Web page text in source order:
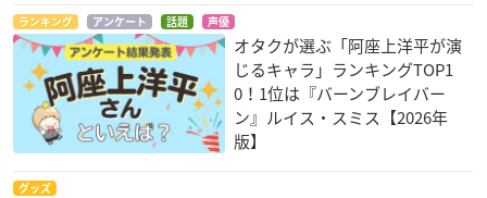
ランキング アンケート 話題 声優
オタクが選ぶ「阿座上洋平が演
じるキャラ」ランキングTOP1
0！1位は『バーンブレイバー
ン』ルイス・スミス【2026年
版】
グッズ